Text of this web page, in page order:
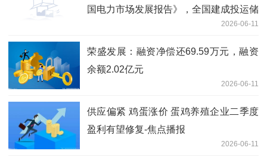
国电力市场发展报告》，全国建成投运储
2026-06-11
荣盛发展：融资净偿还69.59万元，融资
余额2.02亿元
2026-06-11
供应偏紧 鸡蛋涨价 蛋鸡养殖企业二季度
盈利有望修复-焦点播报
2026-06-11